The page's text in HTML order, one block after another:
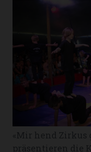
Erlebnisführer